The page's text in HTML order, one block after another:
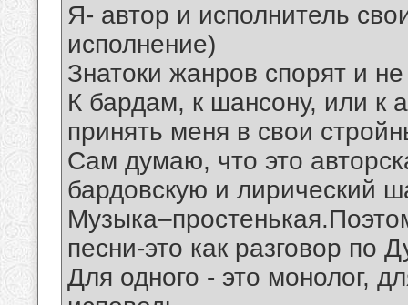
Я- автор и исполнитель
исполнение)
Знатоки жанров спорят и
К бардам, к шансону, или к
принять меня в свои
Сам думаю, что это
бардовскую и лирический
песни-это как разговор по
Для одного - это монолог,